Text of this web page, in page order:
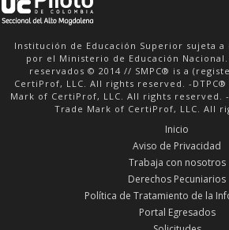
Institución de Educación Superior sujeta
por el Ministerio de Educación
reservados © 2014 // SMPC® is a
CertiProf, LLC. All rights reserved. -
Mark of CertiProf, LLC. All rights reserved.
Trade Mark of CertiProf, LLC. All
Inicio
Aviso de Privacidad
Trabaja con nosotros
Derechos Pecuniarios
Política de Tratamiento de la
Portal Egresados